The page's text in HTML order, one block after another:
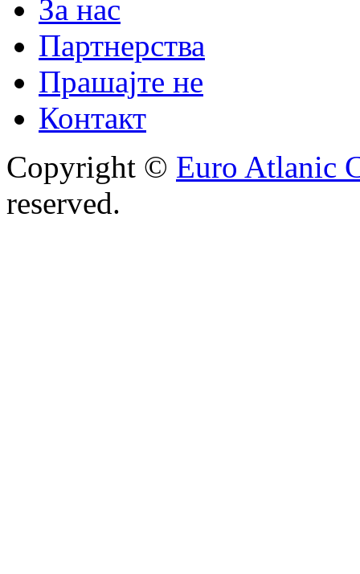
За нас
Партнерства
Прашајте не
Контакт
Copyright © Euro Atlanic
reserved.